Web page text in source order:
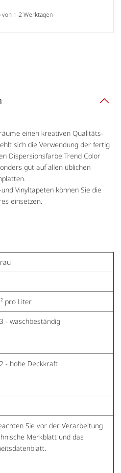
1-2 Werktagen
einen kreativen Qualitäts-
sich die Verwendung der fertig
Dispersionsfarbe Trend Color
gut auf allen üblichen
Vinyltapeten können Sie die
einsetzen.
pro Liter
- waschbeständig
- hohe Deckkraft
Sie vor der Verarbeitung
Merkblatt und das